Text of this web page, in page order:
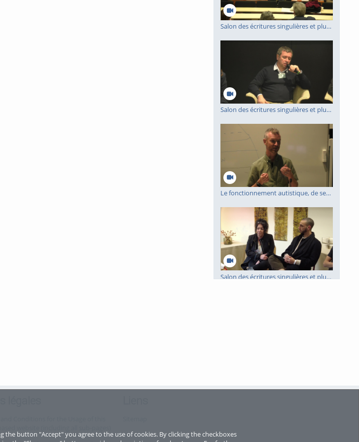
button "Accept" you agree to the use of cookies. By clicking the checkboxes
Salon des écritures singulières et plurielles 2023 - table ronde 2
Salon des écritures singulières et plurielles 2023 - table ronde 1
Le fonctionnement autistique, de ses manifestations vers une meilleure compréhension de sa structure développementale unique
Salon des écritures singulières et plurielles 2022 - IRTS Site Grand Littoral